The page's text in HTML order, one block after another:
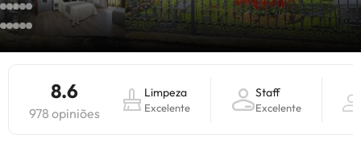
8.6
978 opiniões
Limpeza
Excelente
Staff
Excelente